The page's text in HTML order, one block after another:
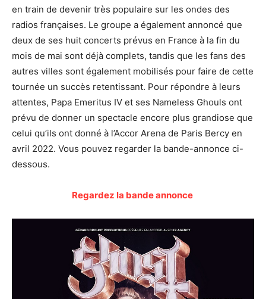
en train de devenir très populaire sur les ondes des
radios françaises. Le groupe a également annoncé que
deux de ses huit concerts prévus en France à la fin du
mois de mai sont déjà complets, tandis que les fans des
autres villes sont également mobilisés pour faire de cette
tournée un succès retentissant. Pour répondre à leurs
attentes, Papa Emeritus IV et ses Nameless Ghouls ont
prévu de donner un spectacle encore plus grandiose que
celui qu’ils ont donné à l’Accor Arena de Paris Bercy en
avril 2022. Vous pouvez regarder la bande-annonce ci-
dessous.
Regardez la bande annonce